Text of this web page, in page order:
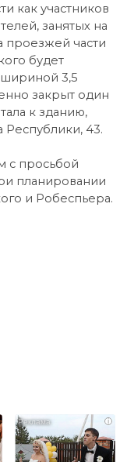
как участников
занятых на
проезжей части
будет
3,5
закрыт один
к зданию,
43.
с просьбой
планировании
и Робеспьера.
i